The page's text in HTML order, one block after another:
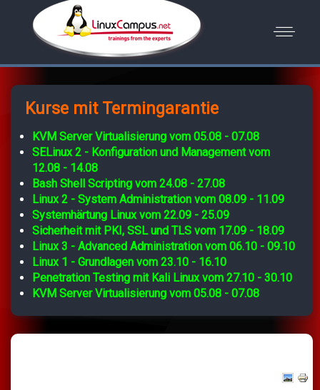
Kurse mit Termingarantie
KVM Server Virtualisierung vom 05.08 - 07.08
SELinux 2 - Konfiguration und Management vom
12.08 - 14.08
Bash Shell Scripting vom 24.08 - 27.08
Linux 2 - System Administration vom 08.09 - 11.09
Systemhärtung Linux vom 22.09 - 25.09
Sicherheit mit PKI, SSL und TLS vom 17.09 - 18.09
Linux 3 - Advanced Administration vom 06.10 - 09.10
Linux 1 - Grundlagen vom 23.10 - 16.10
Penetration Testing mit Kali Linux vom 27.10 - 30.10
KVM Server Virtualisierung vom 05.08 - 07.08